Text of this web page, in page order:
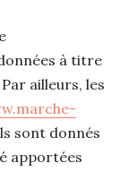
à titre
ailleurs, les
sont donnés
apportées